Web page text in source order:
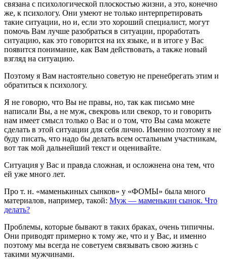
связана с психологической плоскостью жизни, а это, конечно
же, к психологу. Они умеют не только интерпретировать
такие ситуации, но и, если это хороший специалист, могут
помочь Вам лучше разобраться в ситуации, проработать
ситуацию, как это говорится на их языке, и в итоге у Вас
появится понимание, как Вам действовать, а также новый
взгляд на ситуацию.
Поэтому я Вам настоятельно советую не пренебрегать этим и
обратиться к психологу.
Я не говорю, что Вы не правы, но, так как письмо мне
написали Вы, а не муж, свекровь или свекор, то и говорить
нам имеет смысл только о Вас и о том, что Вы сама можете
сделать в этой ситуации для себя лично. Именно поэтому я не
буду писать, что надо бы делать всем остальным участникам,
вот так мой дальнейший текст и оценивайте.
Ситуация у Вас и правда сложная, и осложнена она тем, что
ей уже много лет.
Про т. н. «маменькиных сынков» у «ФОМЫ» была много
материалов, например, такой: Муж — маменькин сынок. Что
делать?
Проблемы, которые бывают в таких браках, очень типичны.
Они приводят примерно к тому же, что и у Вас, и именно
поэтому мы всегда не советуем связывать свою жизнь с
такими мужчинами.